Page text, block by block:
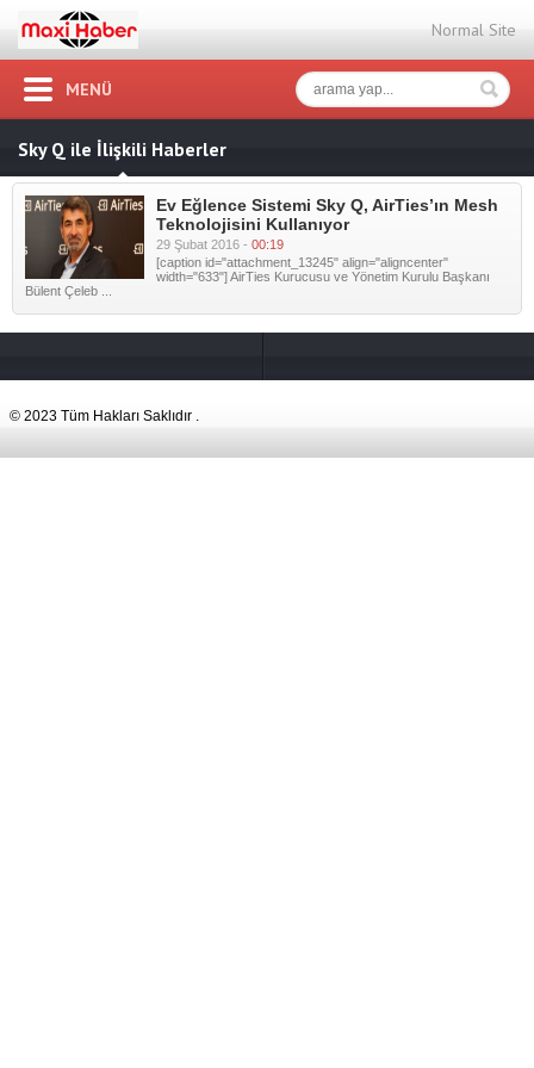
Normal Site
MENÜ
Sky Q ile İlişkili Haberler
Ev Eğlence Sistemi Sky Q, AirTies’ın Mesh
Teknolojisini Kullanıyor
29 Şubat 2016 - 00:19
[caption id="attachment_13245" align="aligncenter"
width="633"] AirTies Kurucusu ve Yönetim Kurulu Başkanı
Bülent Çeleb ...
© 2023 Tüm Hakları Saklıdır .